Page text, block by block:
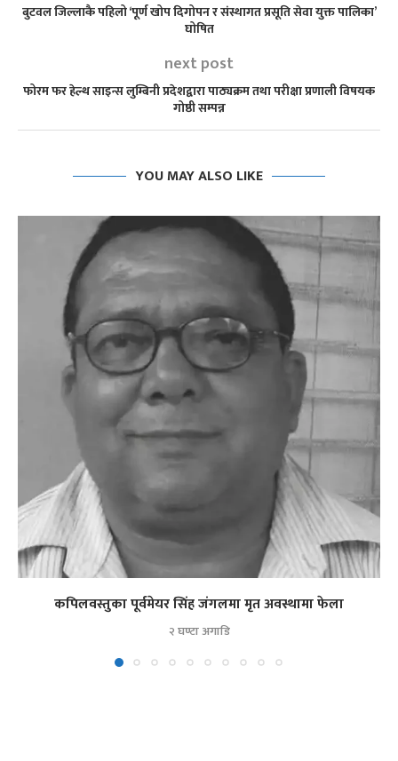
बुटवल जिल्लाकै पहिलो ‘पूर्ण खोप दिगोपन र संस्थागत प्रसूति सेवा युक्त पालिका’
घोषित
next post
फोरम फर हेल्थ साइन्स लुम्बिनी प्रदेशद्वारा पाठ्यक्रम तथा परीक्षा प्रणाली विषयक
गोष्ठी सम्पन्न
YOU MAY ALSO LIKE
कपिलवस्तुका पूर्वमेयर सिंह जंगलमा मृत अवस्थामा फेला
२ घण्टा अगाडि